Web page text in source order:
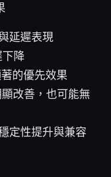
延遲表現
下降
的優先效果
改善，也可能無
定性提升與兼容